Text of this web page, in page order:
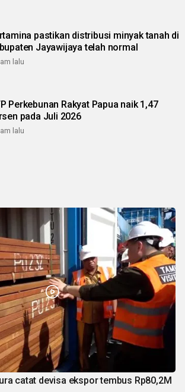
pastikan distribusi minyak tanah di
Jayawijaya telah normal
lalu
Perkebunan Rakyat Papua naik 1,47
pada Juli 2026
lalu
catat devisa ekspor tembus Rp80,2M